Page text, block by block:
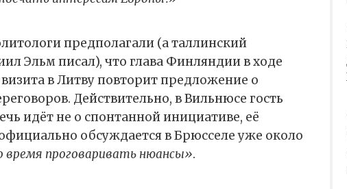
предполагали (а таллинский
Эльм писал), что глава Финляндии в ходе
в Литву повторит предложение о
Действительно, в Вильнюсе гость
идёт не о спонтанной инициативе, её
обсуждается в Брюсселе уже около
время проговаривать нюансы».